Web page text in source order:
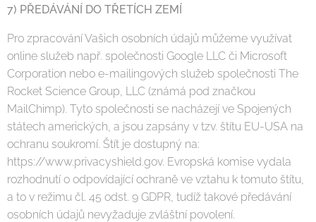
7) PŘEDÁVÁNÍ DO TŘETÍCH ZEMÍ
Pro zpracování Vašich osobních údajů můžeme využívat
online služeb např. společnosti Google LLC či Microsoft
Corporation nebo e-mailingových služeb společnosti The
Rocket Science Group, LLC (známá pod značkou
MailChimp). Tyto společnosti se nacházejí ve Spojených
státech amerických, a jsou zapsány v tzv. štítu EU-USA na
ochranu soukromí. Štít je dostupný na:
https://www.privacyshield.gov. Evropská komise vydala
rozhodnutí o odpovídající ochraně ve vztahu k tomuto štítu,
a to v režimu čl. 45 odst. 9 GDPR, tudíž takové předávání
osobních údajů nevyžaduje zvláštní povolení.